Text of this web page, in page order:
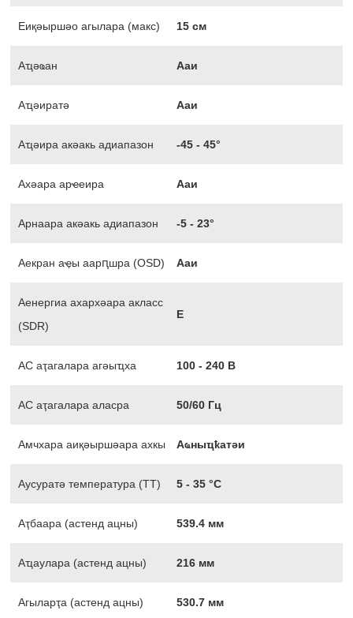
Еиқәыршәо агылара (макс) 15 см
Аҵәҩан Ааи
Аҵәиратә Ааи
Аҵәира акәакь адиапазон -45 - 45°
Ахәара арҽеира Ааи
Арнаара акәакь адиапазон -5 - 23°
Аекран аҿы аарԥшра (OSD) Ааи
Аенергиа ахархәара акласс
(SDR)
Е
AC аҭагалара агәыҵха 100 - 240 В
AC аҭагалара аласра 50/60 Гц
Амчхара аиқәыршәара ахкы Аҩныҵҟатәи
Аусуратә температура (ТТ) 5 - 35 °С
Аҭбаара (астенд ацны) 539.4 мм
Аҵаулара (астенд ацны) 216 мм
Агыларҭа (астенд ацны) 530.7 мм